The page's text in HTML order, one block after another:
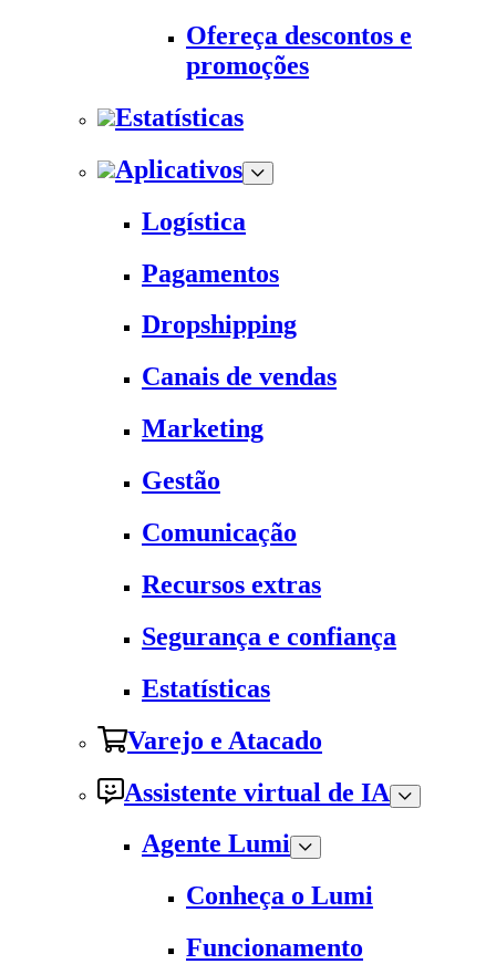
Ofereça descontos e
promoções
Estatísticas
Aplicativos
Logística
Pagamentos
Dropshipping
Canais de vendas
Marketing
Gestão
Comunicação
Recursos extras
Segurança e confiança
Estatísticas
Varejo e Atacado
Assistente virtual de IA
Agente Lumi
Conheça o Lumi
Funcionamento